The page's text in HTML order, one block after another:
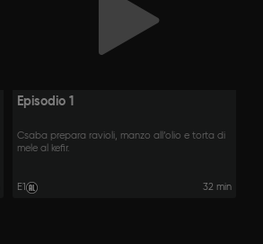
Episodio 1
Csaba prepara ravioli, manzo all’olio e torta di
mele al kefir.
E1 32 min